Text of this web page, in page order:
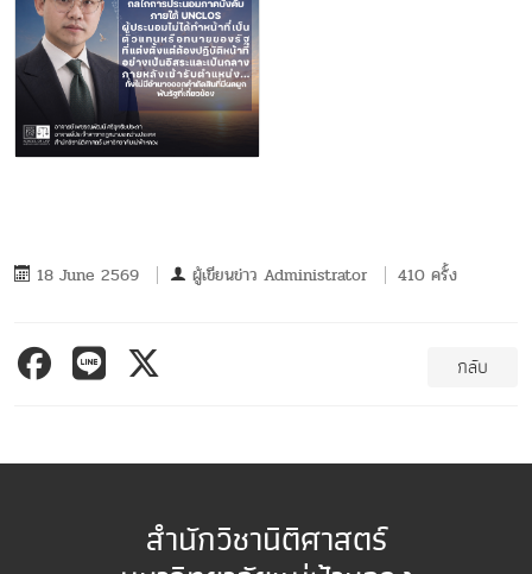
18 June 2569 ผู้เขียนข่าว Administrator 410 ครั้ง
กลับ
สำนักวิชานิติศาสตร์